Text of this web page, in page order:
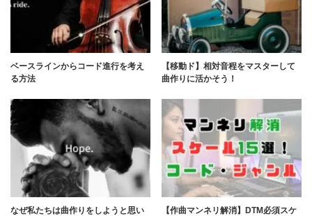
ベースラインからコード進行を考え
る方法
【移動ド】相対音程をマスターして
曲作りに活かそう！
なぜ私たちは曲作りをしようと思い
【作曲マンネリ解消】DTM必須スケ